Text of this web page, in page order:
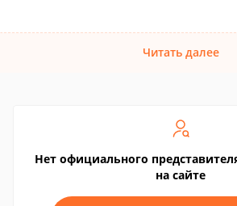
Читать далее
Нет официального
на сайте